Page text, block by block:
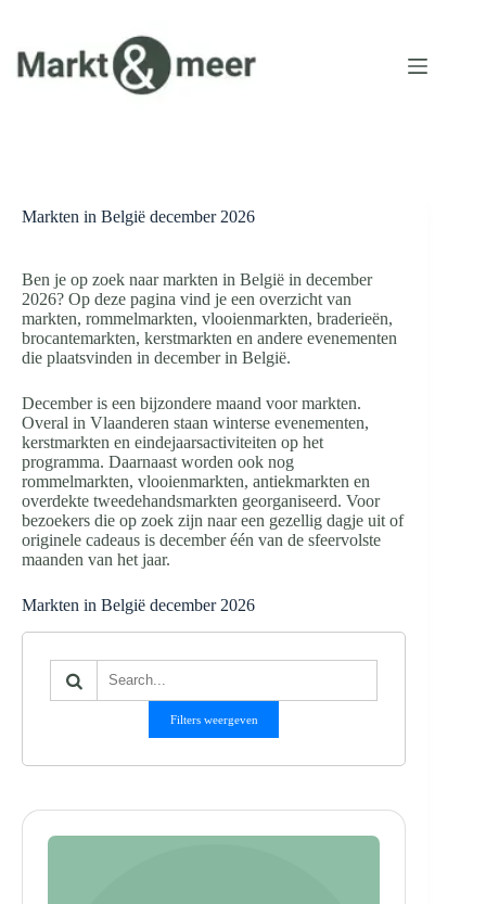
de
inhoud
Markten in België december 2026
Ben je op zoek naar markten in België in december
2026? Op deze pagina vind je een overzicht van
markten, rommelmarkten, vlooienmarkten, braderieën,
brocantemarkten, kerstmarkten en andere evenementen
die plaatsvinden in december in België.
December is een bijzondere maand voor markten.
Overal in Vlaanderen staan winterse evenementen,
kerstmarkten en eindejaarsactiviteiten op het
programma. Daarnaast worden ook nog
rommelmarkten, vlooienmarkten, antiekmarkten en
overdekte tweedehandsmarkten georganiseerd. Voor
bezoekers die op zoek zijn naar een gezellig dagje uit of
originele cadeaus is december één van de sfeervolste
maanden van het jaar.
Markten in België december 2026
Filters weergeven